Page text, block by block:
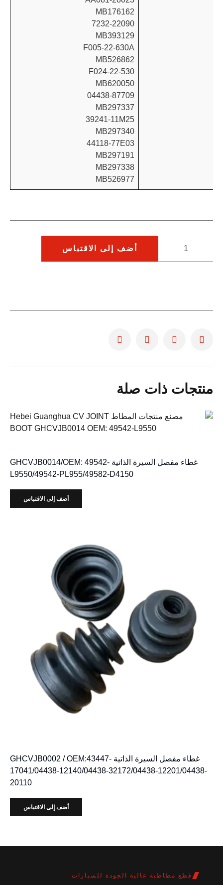
MB176162
7232-22090
MB393129
F005-22-630A
MB526862
F024-22-530
MB620050
04438-87709
MB297337
39241-11M25
MB297340
44118-77E03
MB297191
MB297338
MB526977
أضف إلى الاقتباس
منتجات ذات صلة
غطاء مفصل السيرة الذاتية GHCVJB0014/OEM: 49542-
L9550/49542-PL955/49582-D4150
أضف إلى الاقتباس
غطاء مفصل السيرة الذاتية GHCVJB0002 / OEM:43447-
17041/04438-12140/04438-32172/04438-12201/04438-
20110
أضف إلى الاقتباس
قطع مطاطية عالية الجودة للسيارات